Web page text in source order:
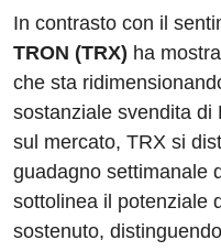
In contrasto con il
TRON (TRX) ha
che sta
sostanziale svendita di
sul mercato, TRX si
guadagno settimanale
sottolinea il potenziale
sostenuto,